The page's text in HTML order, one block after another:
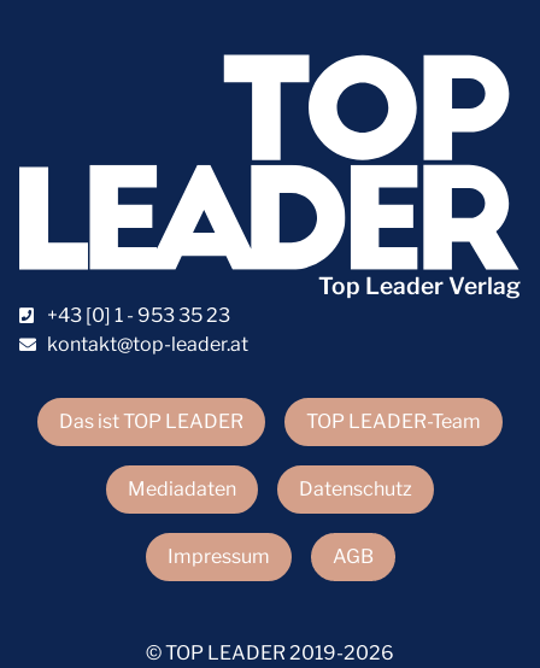
Das ist TOP LEADER TOP LEADER-Team
Mediadaten Datenschutz
Impressum AGB
Top Leader Verlag
+43 [0] 1 - 953 35 23
kontakt@top-leader.at
© TOP LEADER 2019-2026